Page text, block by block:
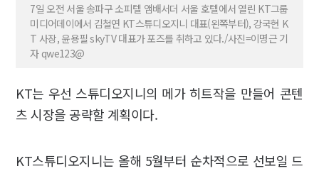
7일 오전 서울 송파구 소피텔 앰배서더 서울 호텔에서 열린 KT그룹
미디어데이에서 김철연 KT스튜디오지니 대표(왼쪽부터), 강국현 K
T 사장, 윤용필 skyTV 대표가 포즈를 취하고 있다./사진=이명근 기
자 qwe123@
KT는 우선 스튜디오지니의 메가 히트작을 만들어 콘텐
츠 시장을 공략할 계획이다.
KT스튜디오지니는 올해 5월부터 순차적으로 선보일 드